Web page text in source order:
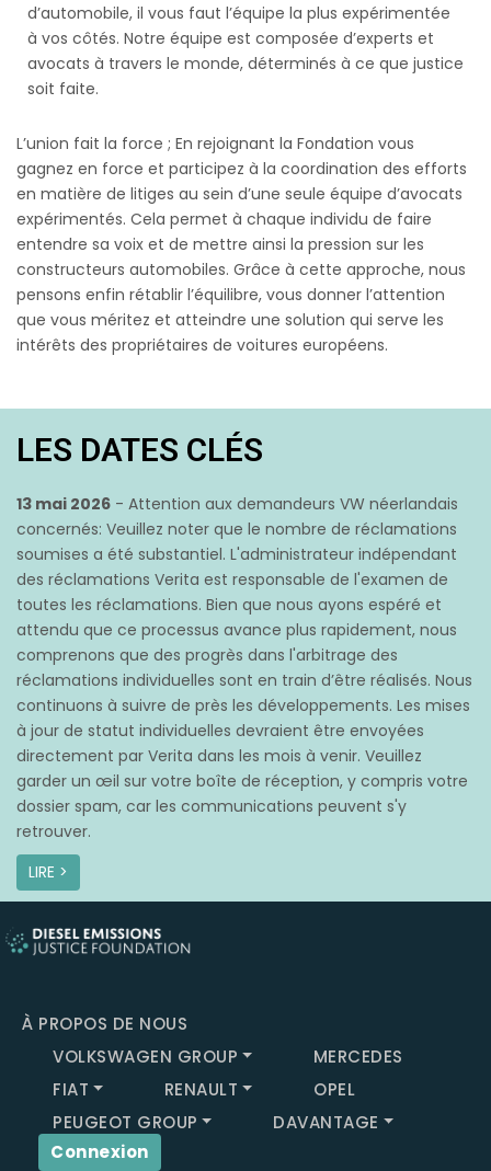
d’automobile, il vous faut l’équipe la plus expérimentée
à vos côtés. Notre équipe est composée d’experts et
avocats à travers le monde, déterminés à ce que justice
soit faite.
L’union fait la force ; En rejoignant la Fondation vous
gagnez en force et participez à la coordination des efforts
en matière de litiges au sein d’une seule équipe d’avocats
expérimentés. Cela permet à chaque individu de faire
entendre sa voix et de mettre ainsi la pression sur les
constructeurs automobiles. Grâce à cette approche, nous
pensons enfin rétablir l’équilibre, vous donner l’attention
que vous méritez et atteindre une solution qui serve les
intérêts des propriétaires de voitures européens.
LES DATES CLÉS
13 mai 2026 - Attention aux demandeurs VW néerlandais
concernés: Veuillez noter que le nombre de réclamations
soumises a été substantiel. L'administrateur indépendant
des réclamations Verita est responsable de l'examen de
toutes les réclamations. Bien que nous ayons espéré et
attendu que ce processus avance plus rapidement, nous
comprenons que des progrès dans l'arbitrage des
réclamations individuelles sont en train d’être réalisés. Nous
continuons à suivre de près les développements. Les mises
à jour de statut individuelles devraient être envoyées
directement par Verita dans les mois à venir. Veuillez
garder un œil sur votre boîte de réception, y compris votre
dossier spam, car les communications peuvent s'y
retrouver.
LIRE >
À PROPOS DE NOUS
VOLKSWAGEN GROUP
MERCEDES
FIAT
RENAULT
OPEL
PEUGEOT GROUP
DAVANTAGE
Connexion